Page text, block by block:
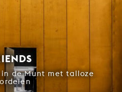
de Munt met talloze